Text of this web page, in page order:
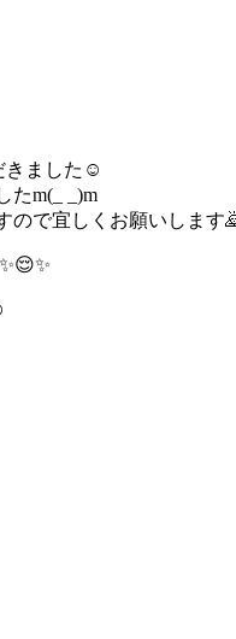
きました☺️
たm(_ _)m
ので宜しくお願いします